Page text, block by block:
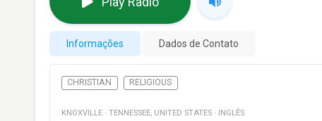
Informações Dados de Contato
CHRISTIAN RELIGIOUS
KNOXVILLE · TENNESSEE, UNITED STATES · INGLÊS